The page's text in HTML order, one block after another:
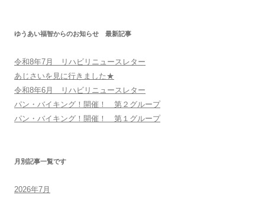
ゆうあい福智からのお知らせ 最新記事
令和8年7月 リハビリニュースレター
あじさいを見に行きました★
令和8年6月 リハビリニュースレター
パン・バイキング！開催！ 第２グループ
パン・バイキング！開催！ 第１グループ
月別記事一覧です
2026年7月